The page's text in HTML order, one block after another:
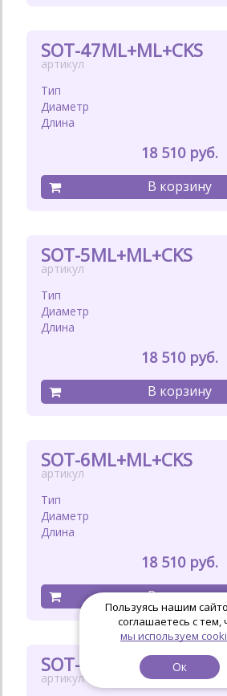
SOT-47ML+ML+CKS
18 510
SOT-5ML+ML+CKS
18 510
SOT-6ML+ML+CKS
18 510
SOT-7ML+ML+CKS
Пользуясь нашим
соглашаетесь с тем,
мы используем
Ок